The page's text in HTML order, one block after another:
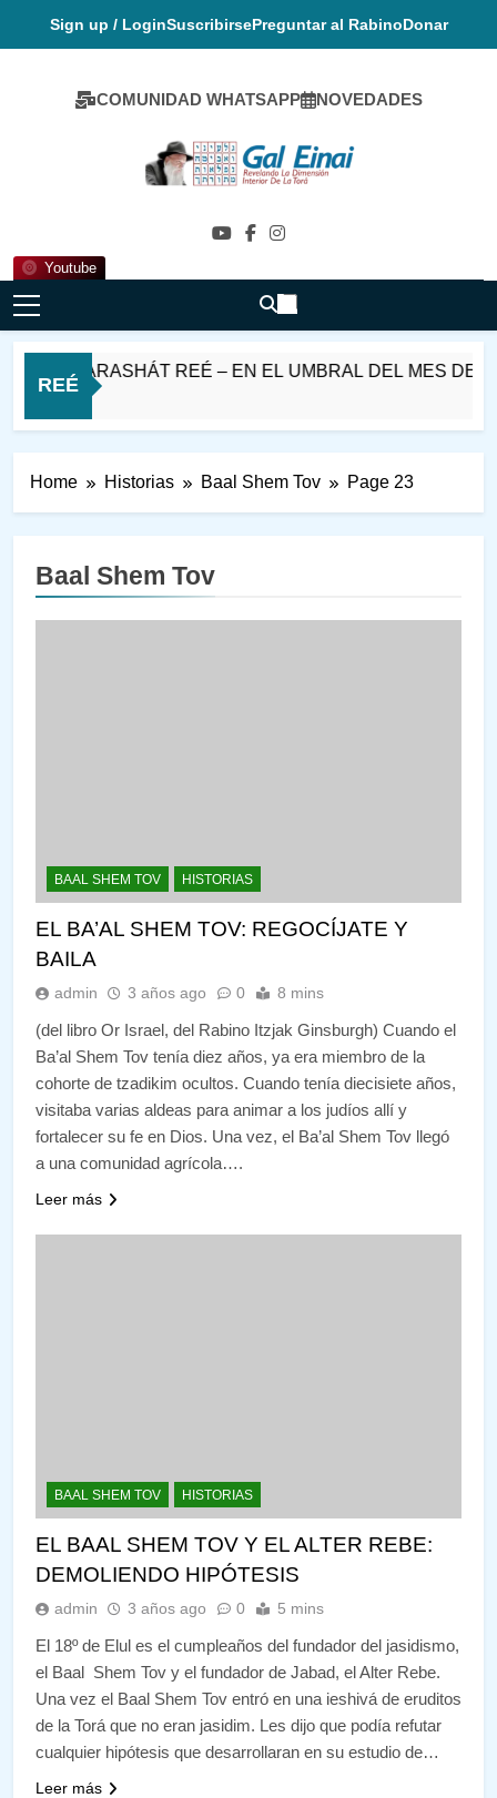
Sign up / LoginSuscribirsePreguntar al RabinoDonar
COMUNIDAD WHATSAPP NOVEDADES
Youtube
Gal Einai En
REÉ
PARASHÁT REÉ – EN EL UMBRAL DEL MES DE ELUL
Home Historias Baal Shem Tov Page 23
Baal Shem Tov
BAAL SHEM TOV HISTORIAS
EL BA’AL SHEM TOV: REGOCÍJATE Y
BAILA
admin 3 años ago 0 8 mins
(del libro Or Israel, del Rabino Itzjak Ginsburgh) Cuando el
Ba’al Shem Tov tenía diez años, ya era miembro de la
cohorte de tzadikim ocultos. Cuando tenía diecisiete años,
visitaba varias aldeas para animar a los judíos allí y
fortalecer su fe en Dios. Una vez, el Ba’al Shem Tov llegó
a una comunidad agrícola….
Leer más
BAAL SHEM TOV HISTORIAS
EL BAAL SHEM TOV Y EL ALTER REBE:
DEMOLIENDO HIPÓTESIS
admin 3 años ago 0 5 mins
El 18º de Elul es el cumpleaños del fundador del jasidismo,
el Baal Shem Tov y el fundador de Jabad, el Alter Rebe.
Una vez el Baal Shem Tov entró en una ieshivá de eruditos
de la Torá que no eran jasidim. Les dijo que podía refutar
cualquier hipótesis que desarrollaran en su estudio de…
Leer más